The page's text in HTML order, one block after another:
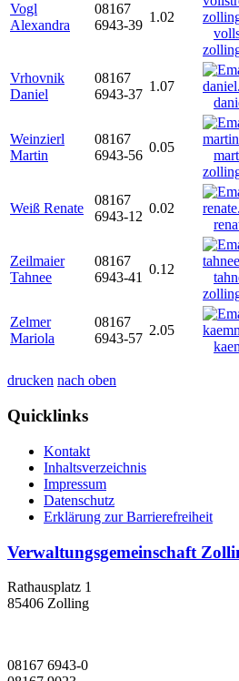
Vogl
Alexandra
08167
6943-39
1.02
Vrhovnik
Daniel
08167
6943-37
1.07
Weinzierl
Martin
08167
6943-56
0.05
Weiß Renate
08167
6943-12
0.02
Zeilmaier
Tahnee
08167
6943-41
0.12
Zelmer
Mariola
08167
6943-57
2.05
drucken nach oben
Quicklinks
Kontakt
Inhaltsverzeichnis
Impressum
Datenschutz
Erklärung zur Barrierefreiheit
Verwaltungsgemeinschaft
Rathausplatz 1
85406 Zolling
08167 6943-0